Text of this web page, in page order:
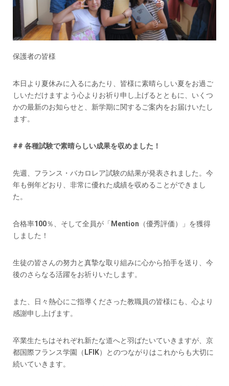
保護者の皆様
本日より夏休みに入るにあたり、皆様に素晴らしい夏をお過ご
しいただけますよう心よりお祈り申し上げるとともに、いくつ
かの最新のお知らせと、新学期に関するご案内をお届けいたし
ます。
## 各種試験で素晴らしい成果を収めました！
先週、フランス・バカロレア試験の結果が発表されました。今
年も例年どおり、非常に優れた成績を収めることができまし
た。
合格率100％、そして全員が「Mention（優秀評価）」を獲得
しました！
生徒の皆さんの努力と真摯な取り組みに心から拍手を送り、今
後のさらなる活躍をお祈りいたします。
また、日々熱心にご指導くださった教職員の皆様にも、心より
感謝申し上げます。
卒業生たちはそれぞれ新たな道へと羽ばたいていきますが、京
都国際フランス学園（LFIK）とのつながりはこれからも大切に
続いていきます。